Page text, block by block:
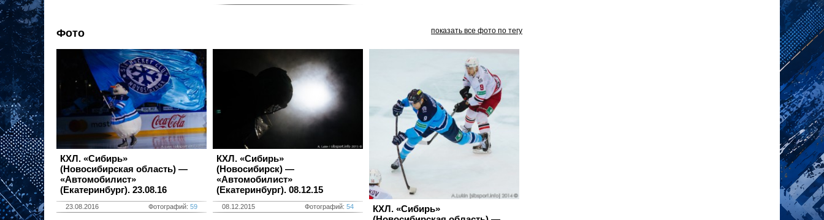
Фото показать все фото по тегу
КХЛ. «Сибирь»
(Новосибирская область) —
«Автомобилист»
(Екатеринбург). 23.08.16
23.08.2016 Фотографий: 59
КХЛ. «Сибирь»
(Новосибирск) —
«Автомобилист»
(Екатеринбург). 08.12.15
08.12.2015 Фотографий: 54
КХЛ. «Сибирь»